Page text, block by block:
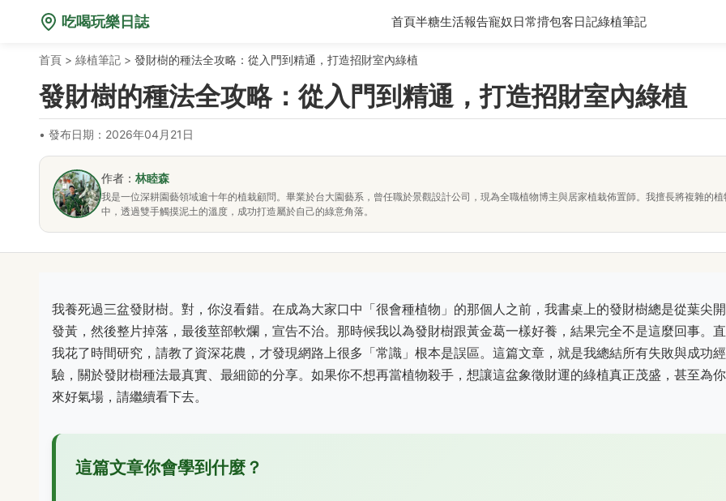
吃喝玩樂日誌 首頁半糖生活報告寵奴日常揹包客日記綠植筆記
首頁 > 綠植筆記 > 發財樹的種法全攻略：從入門到精通，打造招財室內綠植
發財樹的種法全攻略：從入門到精通，打造招財室內綠植
• 發布日期：2026年04月21日
作者： 林睦森
我是一位深耕園藝領域逾十年的植栽顧問。畢業於台大園藝系，曾任職於景觀設計公司，現為全職植物博主與居家植栽佈置師。我擅長將複雜的
中，透過雙手觸摸泥土的溫度，成功打造屬於自己的綠意角落。
我養死過三盆發財樹。對，你沒看錯。在成為大家口中「很會種植物」的那個人之前，我書桌上的發財樹總是從葉尖
發黃，然後整片掉落，最後莖部軟爛，宣告不治。那時候我以為發財樹跟黃金葛一樣好養，結果完全不是這麼回事。
我花了時間研究，請教了資深花農，才發現網路上很多「常識」根本是誤區。這篇文章，就是我總結所有失敗與成功經
驗，關於發財樹種法最真實、最細節的分享。如果你不想再當植物殺手，想讓這盆象徵財運的綠植真正茂盛，甚至為
來好氣場，請繼續看下去。
這篇文章你會學到什麼？